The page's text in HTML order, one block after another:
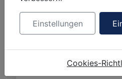
jungen Messias
dieser noch
Eidechse zum
Buchrücken
Einstellungen
Cookies-